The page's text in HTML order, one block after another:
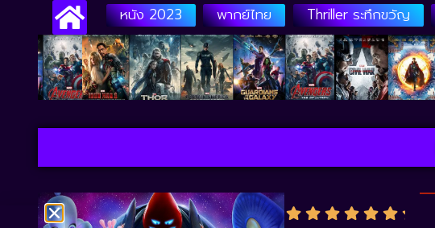
หนัง 2023 พากย์ไทย Thriller ระทึกขวัญ